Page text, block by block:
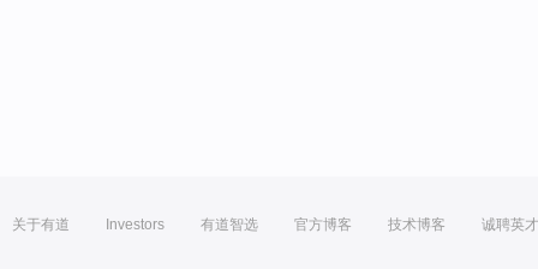
关于有道 Investors 有道智选 官方博客 技术博客 诚聘英才